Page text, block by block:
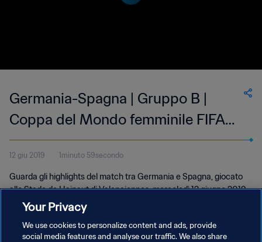
Germania-Spagna | Gruppo B |
Coppa del Mondo femminile FIFA
Francia 2019 | Highlights
12 giu 2019 1minuto 59secondo
Guarda gli highlights del match tra Germania e Spagna, giocato
allo Stade de Hainaut di Valenciennes, mercoledì 12 giugno 2019.
Your Privacy
We use cookies to personalize content and ads, provide
social media features and analyse our traffic. We also share